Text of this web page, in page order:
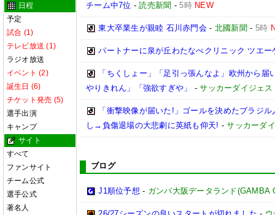
日程
予定
試合 (1)
テレビ放送 (1)
ラジオ放送
イベント (2)
誕生日 (6)
チケット発売 (5)
選手出演
キャンプ
サイト
すべて
ファンサイト
チーム公式
選手公式
著名人
チーム中7位 -読売新聞 -5時 NEW
東大卒業生が親睦 石川赤門会 - 北國新聞 - 5時
パートナーに泉が丘わたなべクリニック ツエー
「ちくしょー」「足引っ張んなよ」欧州から
やりきれん」「強欲すぎや」
-サッカーダイジェ
「衝撃映像が届いた!」ゴールを決めたブラジ
し→負傷退場の大悲劇に英紙も仰天! -サッカーダ
ブログ
J1順位予想 - ガンバ大阪データランド(GAMBA